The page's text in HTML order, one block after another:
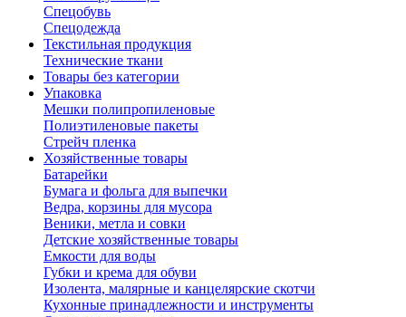
Спецобувь
Спецодежда
Текстильная продукция
Технические ткани
Товары без категории
Упаковка
Мешки полипропиленовые
Полиэтиленовые пакеты
Стрейч пленка
Хозяйственные товары
Батарейки
Бумага и фольга для выпечки
Ведра, корзины для мусора
Веники, метла и совки
Детские хозяйственные товары
Емкости для воды
Губки и крема для обуви
Изолента, малярные и канцелярские скотчи
Кухонные принадлежности и инструменты